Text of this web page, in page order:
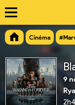
Cinéma
9